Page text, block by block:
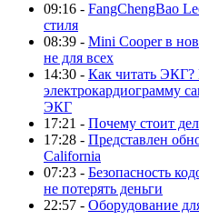
09:16 - FangChengBao
стиля
08:39 - Mini Cooper в
не для всех
14:30 - Как читать ЭКГ?
электрокардиограмму
ЭКГ
17:21 - Почему стоит
17:28 - Представлен
California
07:23 - Безопасность
не потерять деньги
22:57 - Оборудование